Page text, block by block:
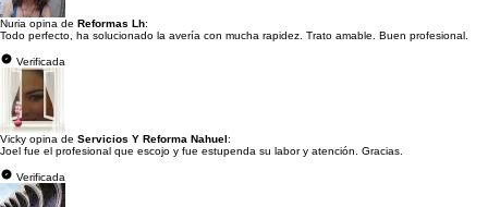
Nuria opina de Reformas Lh:
Todo perfecto, ha solucionado la avería con mucha rapidez. Trato amable. Buen profesional.
Verificada
Vicky opina de Servicios Y Reforma Nahuel:
Joel fue el profesional que escojo y fue estupenda su labor y atención. Gracias.
Verificada